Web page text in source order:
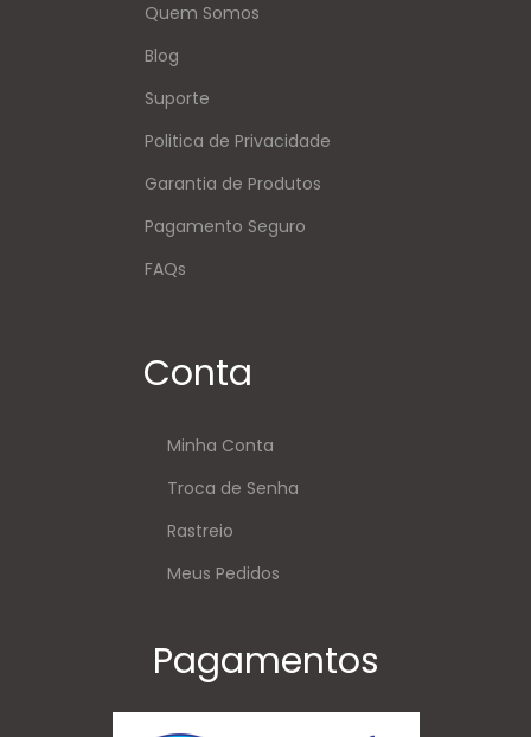
Quem Somos
Blog
Suporte
Politica de Privacidade
Garantia de Produtos
Pagamento Seguro
FAQs
Conta
Minha Conta
Troca de Senha
Rastreio
Meus Pedidos
Pagamentos